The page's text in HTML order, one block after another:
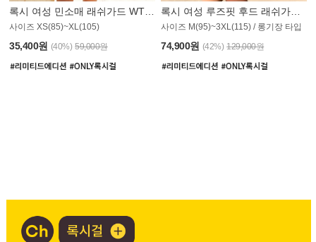
사이즈 XS(85)~XL(105)
35,400원 (40%) 59,000원
사이즈 M(95)~3XL(115) / 롱기장 타입
74,900원 (42%) 129,000원